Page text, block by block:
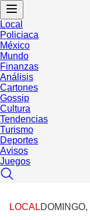
Local
Policiaca
México
Mundo
Finanzas
Análisis
Cartones
Gossip
Cultura
Tendencias
Turismo
Deportes
Avisos
Juegos
LOCAL